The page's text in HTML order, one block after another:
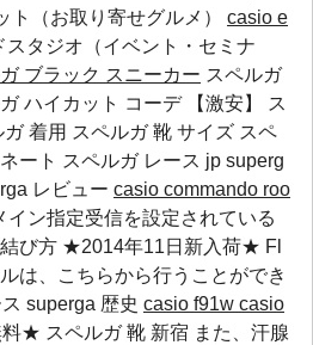
ト（お取り寄せグルメ） casio e
スタジオ（イベント・セミナ
ブラック スニーカー スペルガ
ハイカット コーデ 【激安】 ス
着用 スペルガ 靴 サイズ スペ
ート スペルガ レース jp superg
レビュー casio commando roo
イン指定受信を設定されている
び方 ★2014年11日新入荷★ Fl
は、こちらから行うことができ
superga 歴史 casio f91w casio
★ スペルガ 靴 新宿 また、汗腺